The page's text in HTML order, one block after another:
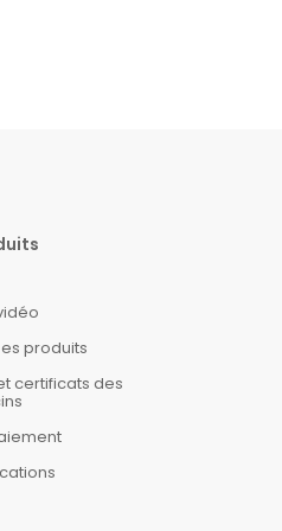
produits
certificats des